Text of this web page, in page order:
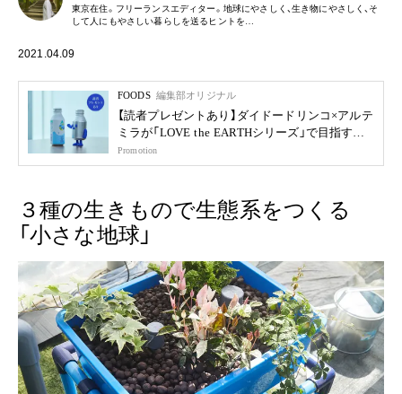
東京在住。フリーランスエディター。地球にやさしく、生き物にやさしく、そ
して人にもやさしい暮らしを送るヒントを…
2021.04.09
FOODS 編集部オリジナル
【読者プレゼントあり】ダイドードリンコ×アルテ
ミラが「LOVE the EARTHシリーズ」で目指す未
来
Promotion
３種の生きもので生態系をつくる
「小さな地球」